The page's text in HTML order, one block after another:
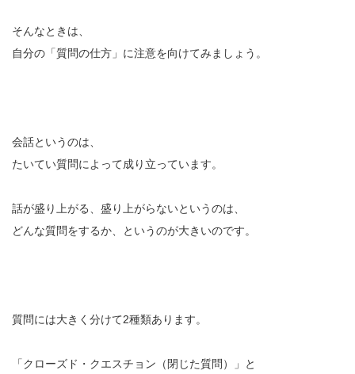
そんなときは、
自分の「質問の仕方」に注意を向けてみましょう。
会話というのは、
たいてい質問によって成り立っています。
話が盛り上がる、盛り上がらないというのは、
どんな質問をするか、というのが大きいのです。
質問には大きく分けて2種類あります。
「クローズド・クエスチョン（閉じた質問）」と